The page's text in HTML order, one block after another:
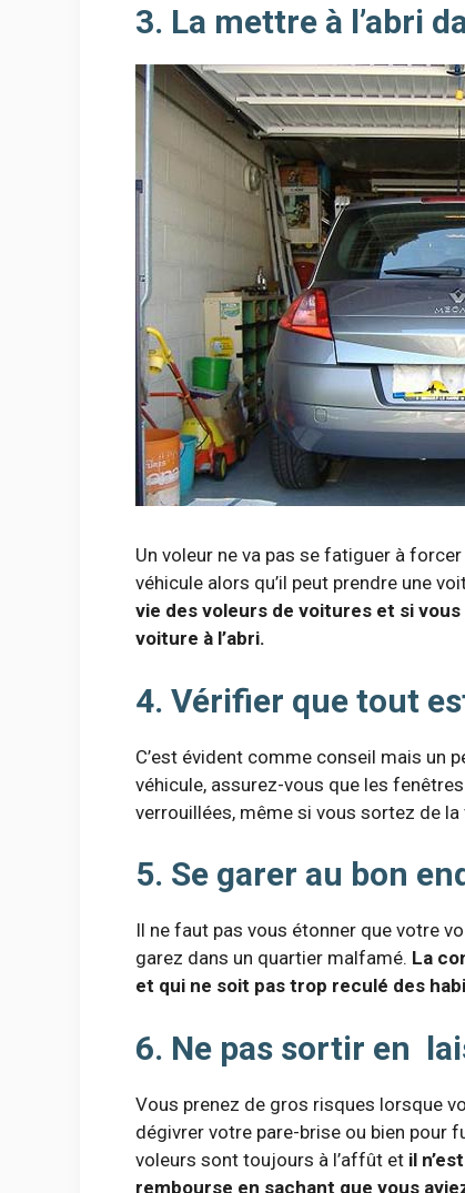
3. La mettre à l’abri
Un voleur ne va pas se fatiguer à
véhicule alors qu’il peut prendre une
vie des voleurs de voitures et si
voiture à l’abri.
4. Vérifier que tout
C’est évident comme conseil mais un
véhicule, assurez-vous que les
verrouillées, même si vous sortez de
5. Se garer au bon
Il ne faut pas vous étonner que votre
garez dans un quartier malfamé. La
et qui ne soit pas trop reculé des
6. Ne pas sortir en
Vous prenez de gros risques lorsque
dégivrer votre pare-brise ou bien pour
voleurs sont toujours à l’affût et il
rembourse en sachant que vous